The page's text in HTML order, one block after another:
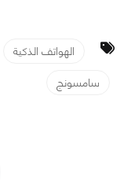
الهواتف الذكية
سامسونج